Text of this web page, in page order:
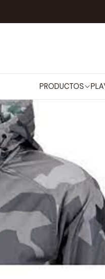
PRODUCTOS
ARTÍCULOS PARA